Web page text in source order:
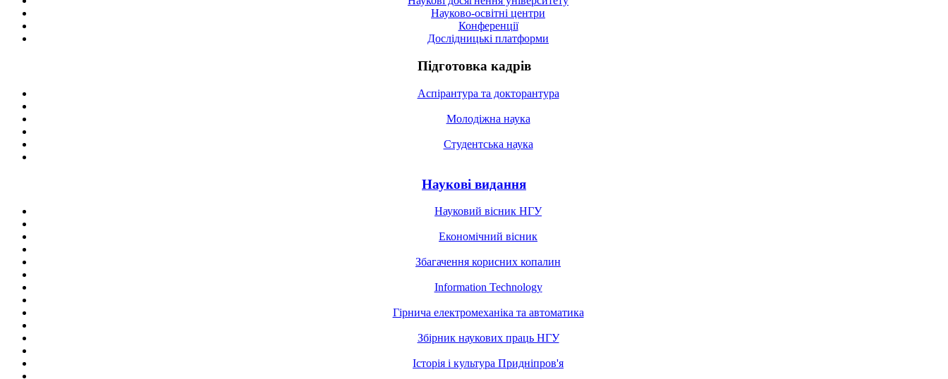
Науково-освітні центри
Конференції
Дослідницькі платформи
Підготовка кадрів
Аспірантура та докторантура
Молодіжна наука
Студентська наука
Наукові видання
Науковий вісник НГУ
Економічний вісник
Збагачення корисних копалин
Information Technology
Гірнича електромеханіка та автоматика
Збірник наукових праць НГУ
Історія і культура Придніпров'я